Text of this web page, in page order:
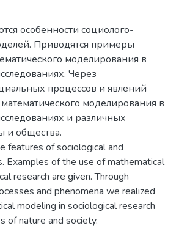
особенности социолого-
Приводятся примеры
моделирования в
Через
процессов и явлений
моделирования в
и различных
и общества.
features of sociological and
Examples of the use of mathematical
research are given. Through
and phenomena we realized
modeling in sociological research
of nature and society.